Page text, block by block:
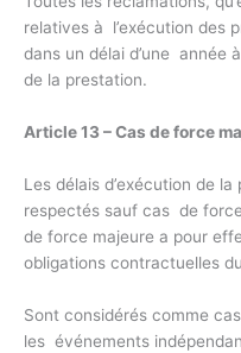
relatives à l’exécution des
dans un délai d’une année
de la prestation.
Article 13 – Cas de force
Les délais d’exécution de
respectés sauf cas de
de force majeure a pour
obligations contractuelles
Sont considérés comme
les événements